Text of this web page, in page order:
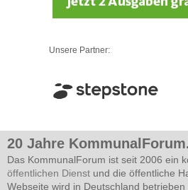
Unsere Partner:
20 Jahre
Das KommunalForum ist seit 2006 ein
öffentlichen Dienst und die öffentliche
Webseite wird in Deutschland betrieben